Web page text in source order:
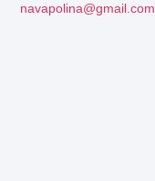
navapolina@gmail.com